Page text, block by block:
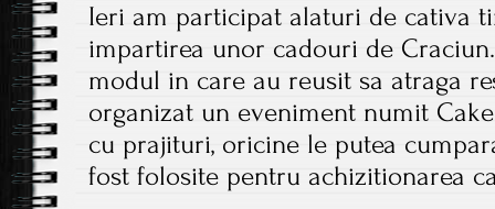
Ieri am participat alaturi de cativa
impartirea unor cadouri de
modul in care au reusit sa atraga
organizat un eveniment numit
cu prajituri, oricine le putea
fost folosite pentru achizitionarea